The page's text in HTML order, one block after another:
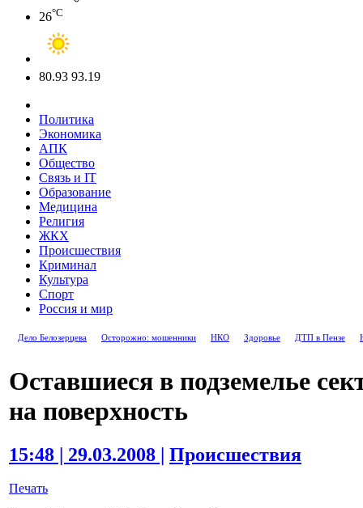
26°C
80.93 93.19
Политика
Экономика
АПК
Общество
Связь и IT
Образование
Медицина
Религия
ЖКХ
Происшествия
Криминал
Культура
Спорт
Россия и мир
Дело Белозерцева Осторожно: мошенники НКО Здоровье ДТП в Пензе
Оставшиеся в подземелье
на поверхность
15:48 | 29.03.2008 | Происшествия
Печать